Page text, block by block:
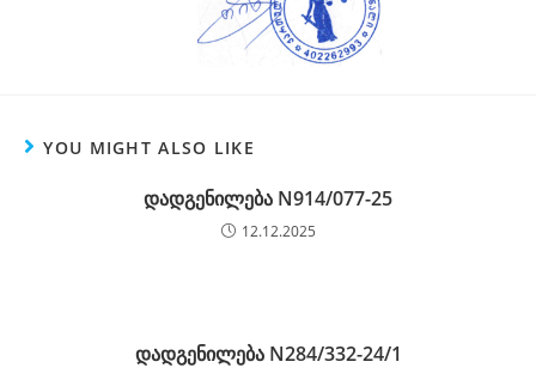
YOU MIGHT ALSO LIKE
დადგენილება N914/077-25
12.12.2025
დადგენილება N284/332-24/1